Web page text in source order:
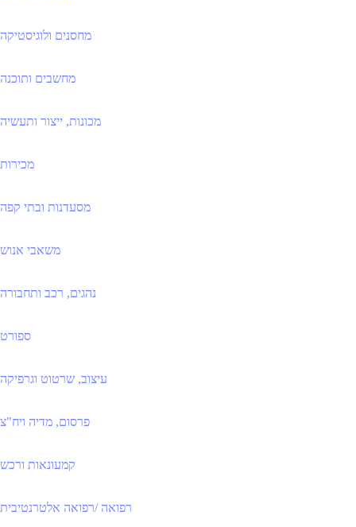
מחסנים ולוגיסטיקה
מחשבים ותוכנה
מכונות, ייצור ותעשיה
מכירות
מסעדנות ובתי קפה
משאבי אנוש
נהגים, רכב ותחבורה
ספורט
עיצוב, שרטוט וגרפיקה
פרסום, מדיה ויח"צ
קמעונאות ורכש
רפואה /רפואה אלטרנטיבית